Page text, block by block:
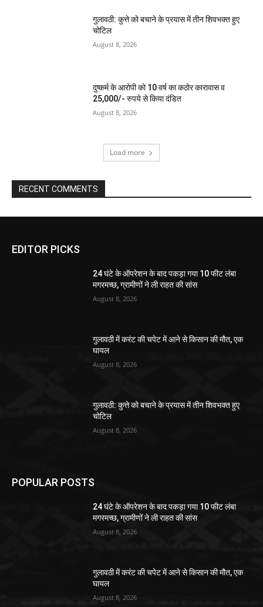
गुलावठी: कुत्ते को बचाने के प्रयास में तीन शिवभक्त हुए
चोटिल
August 8, 2026
दुष्कर्म के आरोपी को 10 वर्ष का कठोर कारावास व
25,000/- रुपये से किया दंडित
August 8, 2026
Load more
RECENT COMMENTS
EDITOR PICKS
24 घंटे के ऑपरेशन के बाद पकड़ा गया 10 फीट लंबा
मगरमच्छ, ग्रामीणों ने ली राहत की सांस
August 8, 2026
गुलावठी में करंट की चपेट में आने से किसान की मौत, एक
घायल
August 8, 2026
गुलावठी: कुत्ते को बचाने के प्रयास में तीन शिवभक्त हुए
चोटिल
August 8, 2026
POPULAR POSTS
24 घंटे के ऑपरेशन के बाद पकड़ा गया 10 फीट लंबा
मगरमच्छ, ग्रामीणों ने ली राहत की सांस
August 8, 2026
गुलावठी में करंट की चपेट में आने से किसान की मौत, एक
घायल
August 8, 2026